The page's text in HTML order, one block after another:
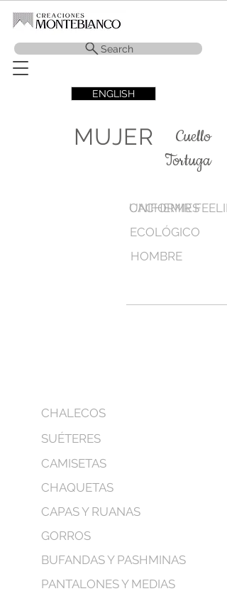
Search
ENGLISH
MUJER
Cuello
Tortuga
CACHEMIR
ECOLÓGICO
HOMBRE
UNIFORMES
CHALECOS
SUÉTERES
CAMISETAS
CHAQUETAS
CAPAS Y RUANAS
GORROS
BUFANDAS Y PASHMINAS
PANTALONES Y MEDIAS